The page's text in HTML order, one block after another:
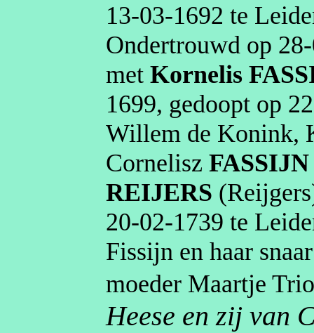
13‑03‑1692 te
Ondertrouwd op
metKornelis
1699, gedoopt op
Willem de Konink,
Cornelisz FASSIJN
REIJERS (Reijgers
20‑02‑1739 te
Fissijn en haar
moeder Maartje
Heese en zij van